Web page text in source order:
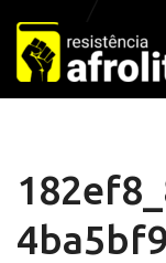
Pular
para
o
conteúdo